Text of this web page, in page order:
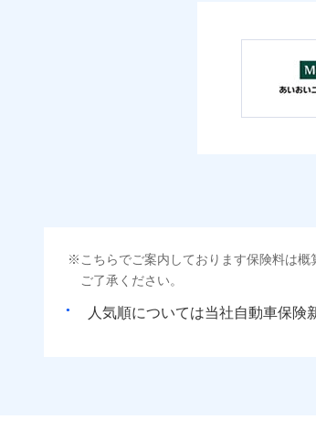
こちらでご案内しております保険料は
ご了承ください。
人気順については当社